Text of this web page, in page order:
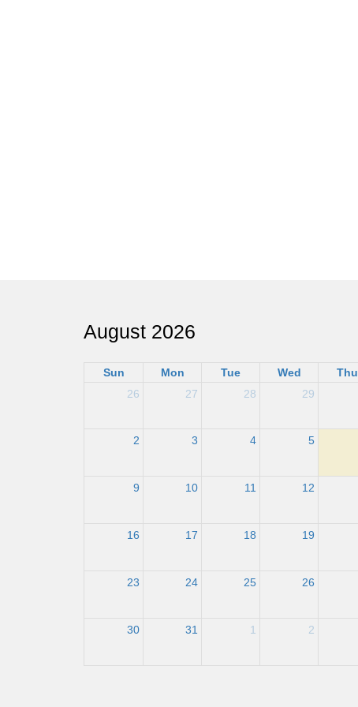
August 2026
Sun Mon Tue Wed Thu
26
27 28 29
2 3 4 5
9 10 11 12
16 17 18 19
23 24 25 26
30 31 1 2